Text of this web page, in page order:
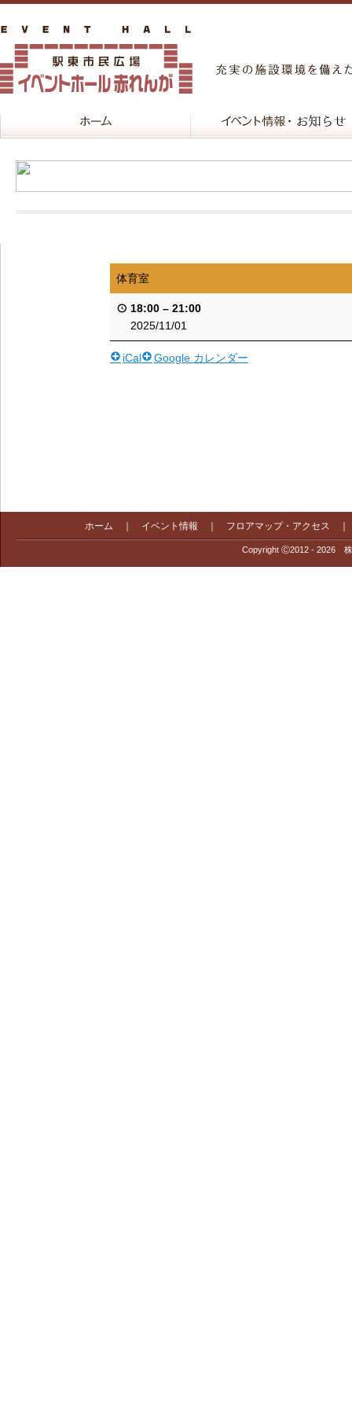
体育室
18:00 – 21:00
2025/11/01
iCal Google カレンダー
ホーム イベント情報 フロアマップ・アクセス
Copyright Ⓒ2012 - 2026 株